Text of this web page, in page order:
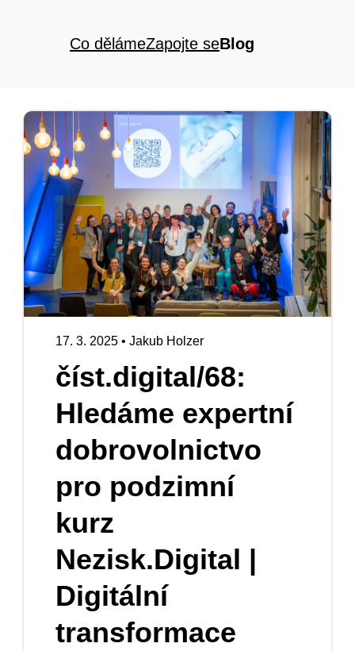
Co dělámeZapojte seBlog
17. 3. 2025 • Jakub Holzer
číst.digital/68:
Hledáme expertní
dobrovolnictvo
pro podzimní
kurz
Nezisk.Digital |
Digitální
transformace